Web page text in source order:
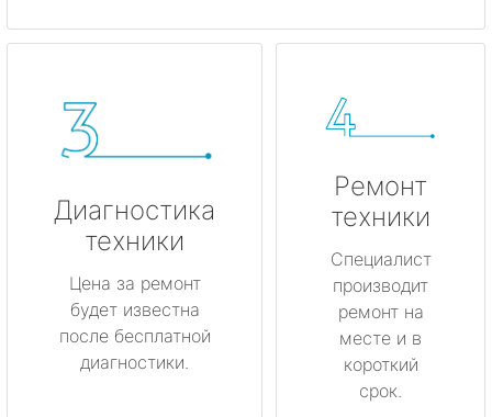
Диагностика
техники
Цена за ремонт
будет известна
после бесплатной
диагностики.
Ремонт
техники
Специалист
производит
ремонт на
месте и в
короткий
срок.